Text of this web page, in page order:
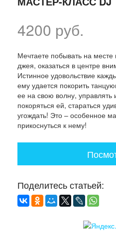
4200 руб.
Мечтаете побывать на
джея, оказаться в центре
Истинное удовольствие
ему удается покорить
ее на свою волну, управлять
покоряться ей, стараться
угождать! Это – особенное
прикоснуться к нему!
Поделитесь статьей: